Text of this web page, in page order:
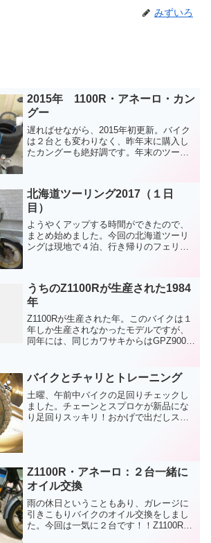
みずいろ
2015年 1100R・アネーロ・カン
グー
遅ればせながら、2015年初更新。バイク
は２台とも変わりなく、昨年末に購入し
たカングーも絶好調です。年末のツーリ
あるタイヤは、...
北海道ツーリング2017（１日
目）
ようやくアップする時間ができたので、
まとめ始めました。今回の北海道ツーリ
ングは現地で４泊、行き帰りのフェリー
いわきで寄り道行きのフェリーは仙台〜
苫小牧で、帰りのフェリー...
うちのZ1100Rが生産された1984
年
Z1100Rが生産された年。このバイクは１
年しか生産されなかったモデルですが、
同年には、同じカワサキからはGPZ900R
くて、ロングセラーが発売された時代だ
った...
バイクとチャリとトレーニング
土曜、午前中バイクの足回りチェックし
ました。チェーンとスプロケが新品にな
り足回りスッキリ！おかげで出だしスム
Z1100R・アネーロ：２台一緒に
オイル交換
雨の休日ということもあり、ガレージに
引きこもりバイクのオイル交換をしまし
た。今回は一気に２台です！！Z1100R：